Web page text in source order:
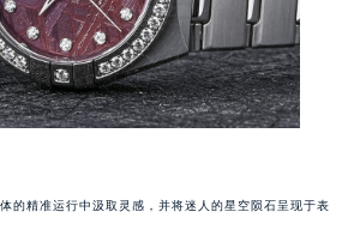
精准运行中汲取灵感，并将迷人的星空陨石呈现于表